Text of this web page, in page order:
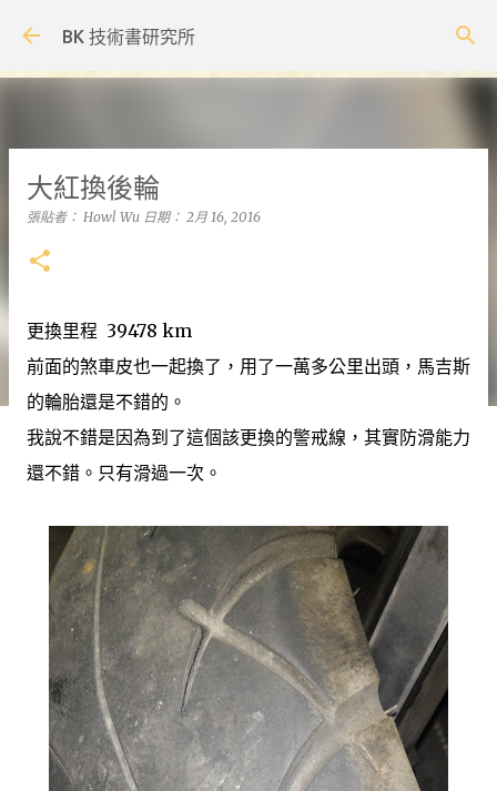
BK 技術書研究所
大紅換後輪
張貼者： Howl Wu 日期： 2月 16, 2016
更換里程 39478 km
前面的煞車皮也一起換了，用了一萬多公里出頭，馬吉斯
的輪胎還是不錯的。
我說不錯是因為到了這個該更換的警戒線，其實防滑能力
還不錯。只有滑過一次。